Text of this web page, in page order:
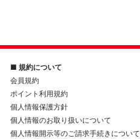
■ 規約について
会員規約
ポイント利用規約
個人情報保護方針
個人情報のお取り扱いについて
個人情報開示等のご請求手続きについて